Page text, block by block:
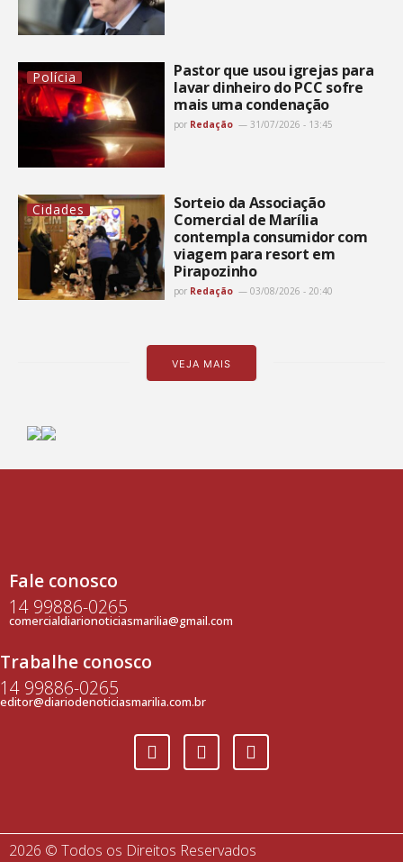
Polícia
Pastor que usou igrejas para
lavar dinheiro do PCC sofre
mais uma condenação
por Redação 31/07/2026 - 13:45
Cidades
Sorteio da Associação
Comercial de Marília
contempla consumidor com
viagem para resort em
Pirapozinho
por Redação 03/08/2026 - 20:40
VEJA MAIS
Fale conosco
14 99886-0265
comercialdiarionoticiasmarilia@gmail.com
Trabalhe conosco
14 99886-0265
editor@diariodenoticiasmarilia.com.br
2026 © Todos os Direitos Reservados